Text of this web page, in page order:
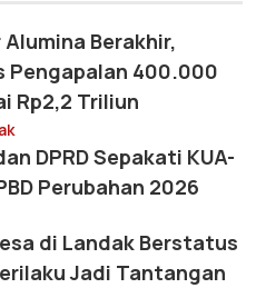
Berakhir,
Pengapalan 400.000
Rp2,2 Triliun
DPRD Sepakati KUA-
Perubahan 2026
di Landak Berstatus
Jadi Tantangan